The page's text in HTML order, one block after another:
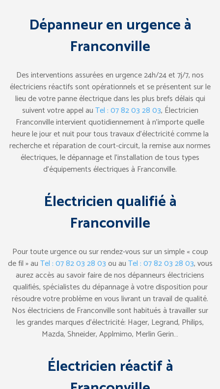
Dépanneur en urgence à
Franconville
Des interventions assurées en urgence 24h/24 et 7j/7, nos
électriciens réactifs sont opérationnels et se présentent sur le
lieu de votre panne électrique dans les plus brefs délais qui
suivent votre appel auTel : 07 82 03 28 03, Électricien
Franconville intervient quotidiennement à n’importe quelle
heure le jour et nuit pour tous travaux d’électricité comme la
recherche et réparation de court-circuit, la remise aux normes
électriques, le dépannage et l’installation de tous types
d’équipements électriques à Franconville.
Électricien qualifié à
Franconville
Pour toute urgence ou sur rendez-vous sur un simple « coup
de fil » auTel : 07 82 03 28 03ou auTel : 07 82 03 28 03, vous
aurez accès au savoir faire de nos dépanneurs électriciens
qualifiés, spécialistes du dépannage à votre disposition pour
résoudre votre problème en vous livrant un travail de qualité.
Nos électriciens de Franconville sont habitués à travailler sur
les grandes marques d’électricité: Hager, Legrand, Philips,
Mazda, Shneider, Applmimo, Merlin Gerin…
Électricien réactif à